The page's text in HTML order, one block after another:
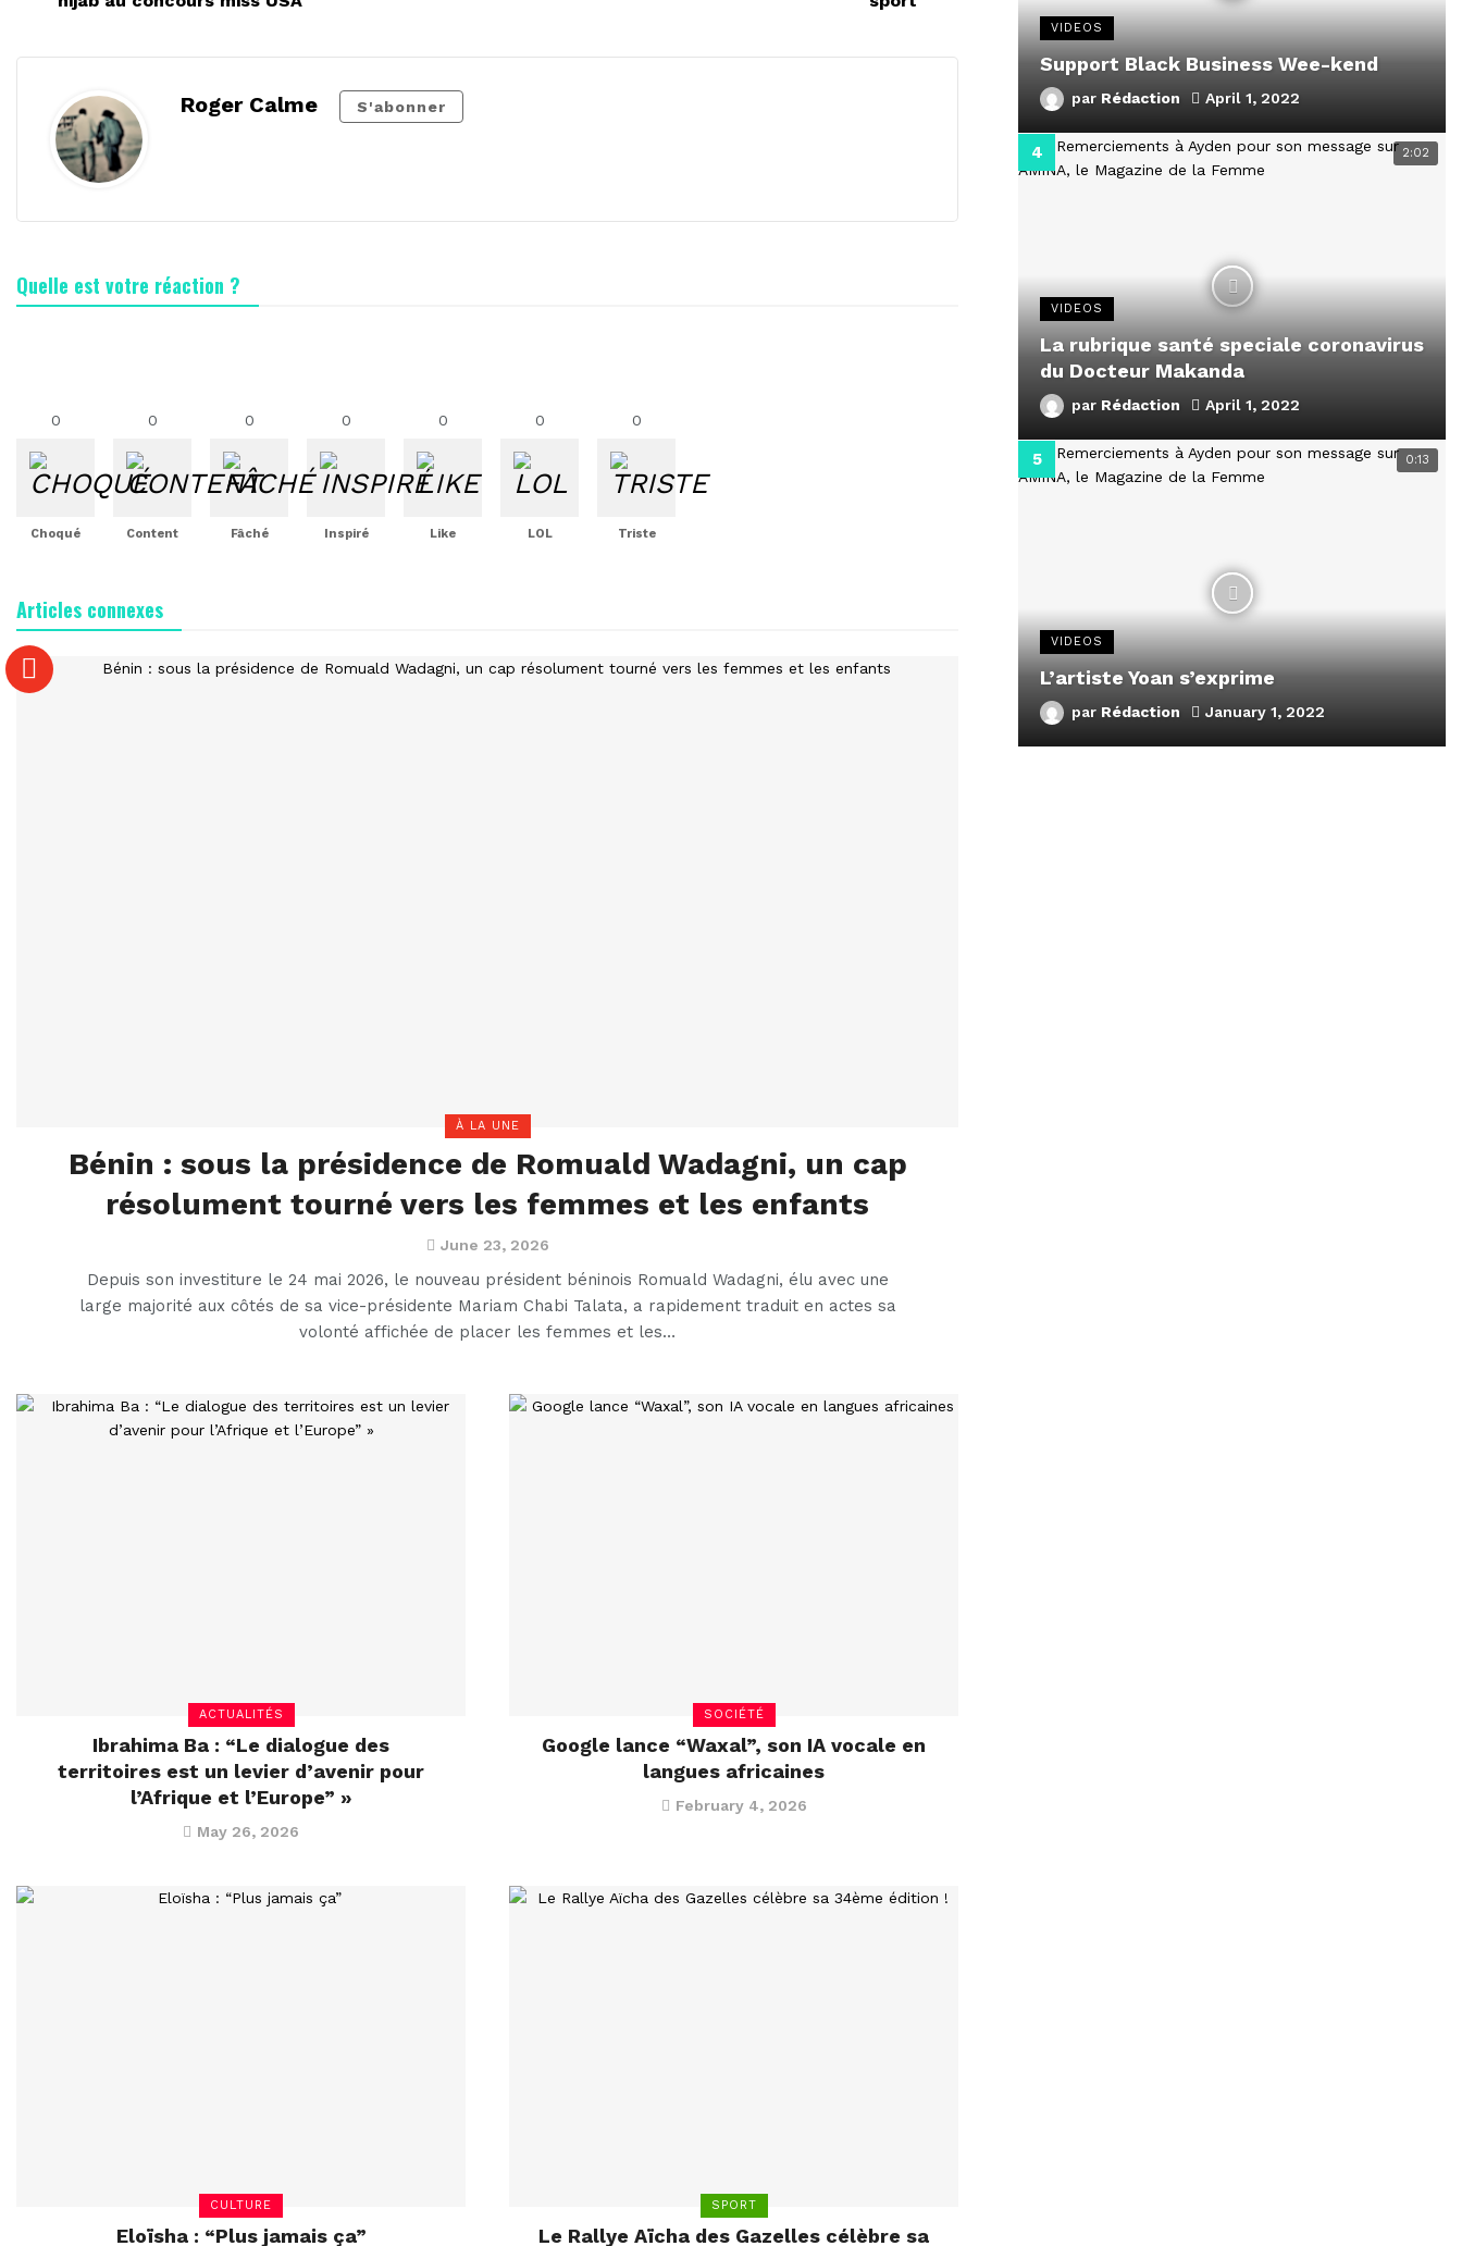
Roger Calme S'abonner
Quelle est votre réaction ?
0
Choqué
0
Content
0
Fâché
0
Inspiré
0
Like
0
LOL
0
Triste
Articles connexes
À LA UNE
Bénin : sous la présidence de Romuald Wadagni, un cap
résolument tourné vers les femmes et les enfants
June 23, 2026
Depuis son investiture le 24 mai 2026, le nouveau président béninois Romuald Wadagni, élu avec une
large majorité aux côtés de sa vice-présidente Mariam Chabi Talata, a rapidement traduit en actes sa
volonté affichée de placer les femmes et les…
ACTUALITÉS
Ibrahima Ba : “Le dialogue des
territoires est un levier d’avenir pour
l’Afrique et l’Europe” »
May 26, 2026
SOCIÉTÉ
Google lance “Waxal”, son IA vocale en
langues africaines
February 4, 2026
CULTURE
Eloïsha : “Plus jamais ça”
SPORT
Le Rallye Aïcha des Gazelles célèbre sa
VIDEOS
Support Black Business Wee-kend
par Rédaction April 1, 2022
2:02
VIDEOS
La rubrique santé speciale coronavirus
du Docteur Makanda
par Rédaction April 1, 2022
0:13
VIDEOS
L’artiste Yoan s’exprime
par Rédaction January 1, 2022